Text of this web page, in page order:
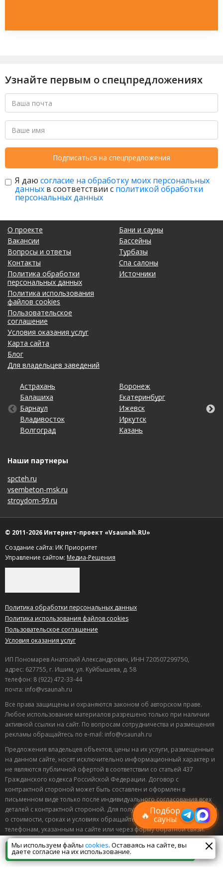
Узнайте первым о спецпредложениях
Подписаться на спецпредложения
Я даю согласие на обработку моих персональных
данных в соответствии с политикой обработки
персональных данных
О проекте
Вакансии
Вопросы и ответы
Контакты
Политика обработки
персональных данных
Политика использования
файлов cookies
Пользовательское
соглашение
Условия оказания услуг
Карта сайта
Блог
Для владельцев заведений
Бани и сауны
Бассейны
Турбазы
Спа салоны
Источники
Астрахань
Балашиха
Барнаул
Владивосток
Волгоград
Воронеж
Екатеринбург
Ижевск
Иркутск
Казань
Калининград
Кемерово
Киров
Краснодар
Красноярск
Липецк
Махачкала
Набережные Челны
Нижний Новгород
Новосибирск
Омск
Оренбург
Пенза
Пермь
Ростов-на-Дону
Рязань
Самара
Санкт-Петербург
Саратов
Ставрополь
Тольятти
Томск
Тула
Тюмень
Ульяновск
Уфа
Хабаровск
Чебоксары
Челябинск
Ярославль
Наши партнеры
spcteh.ru
vsembeton-msk.ru
stroydom-99.ru
© 2011-2026 Интернет-проект «Vsaunah.RU»
Создание сайта: ИК Приоритет
Управление сайтом: Медиа-Решения
Политика обработки персональных данных
Политика использования файлов cookies
Пользовательское соглашение
Условия оказания услуг
ИП Пономарев Анатолий Александрович, ИНН 720507299750,
адрес: 627755, г. Ишим, ул. Куйбышева, д. 58
телефон: 8 (922) 472-33-44
почта: info@vsaunah.ru
Все права защищены и охраняются законом об авторском праве.
Любое использование материалов разрешено только при наличии
активной ссылки на сайт. По вопросам сотрудничества и размещения
рекламы обращайтесь по e-mail: info@vsaunah.ru
Предложения владельцев объектов, цены на их услуги, размещенные
на данном сайте, носят исключительно информационный характер и
не являются публичной офертой в соответствии со статьей 437
Гражданского кодекса Российской Федерации. Договор с
контрактной стороной может быть составлен и оформлен в
письменном виде только после индивидуального согласования всех
деталей с контрактной стороной. Для получения точной информации
о стоимости, сроках и условиях обращайтесь по контактным
телефонам, указанным на сайте или через форму обратной связи.
18+
Некоторые материалы настоящего раздела могут
содержать информацию, запрещенную для лиц, младше
🔥Подбор
сауны
Лучшие
спецпредложения
саун
Подписывайтесь в Telegram или MAX —
пришлём свежие скидки
Позвонить
Мы используем файлы cookies. Оставаясь на сайте, вы
даете согласие на их использование.